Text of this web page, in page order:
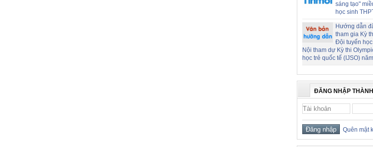
sáng tạo"
học sinh
Hướng dẫn
tham gia Kỳ
Đội tuyển
Nội tham dự Kỳ thi
học trẻ quốc tế (IJSO)
ĐĂNG NHẬP
Quên mật